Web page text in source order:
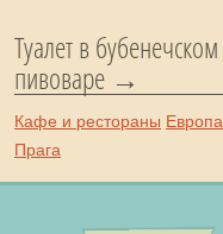
Туалет в бубенечском
пивоваре
Кафе и рестораны Европа
Прага